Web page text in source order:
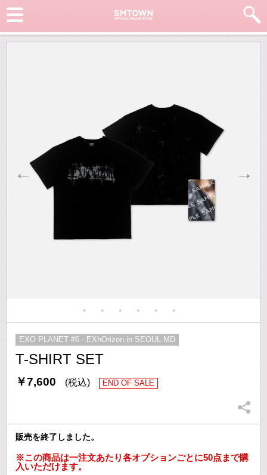
T-SHIRT SET
￥7,600 (税込) END OF SALE
EXO PLANET #6 - EXhOrizon in SEOUL MD
販売を終了しました。
※この商品は一注文あたり各オプションごとに50点まで購
入いただけます。